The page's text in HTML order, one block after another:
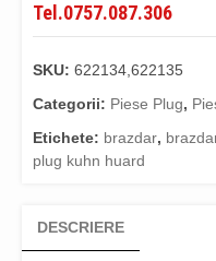
Tel.0757.087.306
SKU: 622134,622135
Categorii: Piese Plug,
Etichete: brazdar,
plug kuhn huard
DESCRIERE